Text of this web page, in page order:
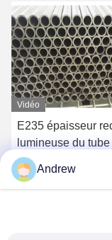
Vidéo
E235 épaisseur
lumineuse du tube
tube d'acier du
extérieur E355 de
Causez
Andrew